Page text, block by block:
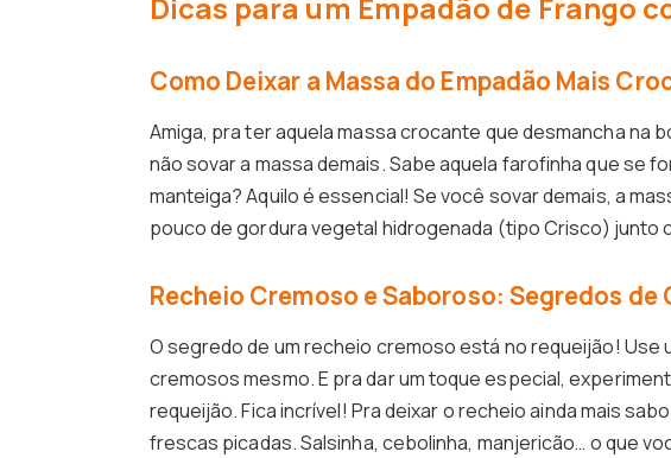
Como Deixar a Massa do Empadão Mais
Amiga, pra ter aquela massa crocante que desmancha na
não sovar a massa demais. Sabe aquela farofinha que se
manteiga? Aquilo é essencial! Se você sovar demais, a
pouco de gordura vegetal hidrogenada (tipo Crisco) junto
Recheio Cremoso e Saboroso: Segredos de
O segredo de um recheio cremoso está no requeijão! Use
cremosos mesmo. E pra dar um toque especial,
requeijão. Fica incrível! Pra deixar o recheio ainda mais
frescas picadas. Salsinha, cebolinha, manjericão… o que